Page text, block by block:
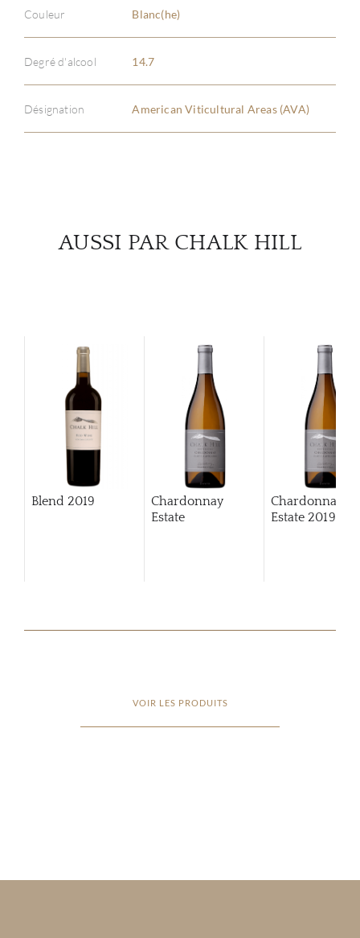
Couleur Blanc(he)
Degré d'alcool 14.7
Désignation American Viticultural Areas (AVA)
AUSSI PAR CHALK HILL
Blend 2019
Chardonnay
Estate
Chardonnay
Estate 2019
VOIR LES PRODUITS